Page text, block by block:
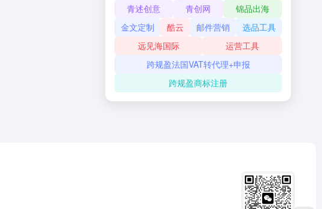
青述创意
青创网
锦品出海
金文定制
酷云 邮件营销
选品工具
远见海国际
运营工具
跨规盈法国VAT转代理+申报
跨规盈商标注册